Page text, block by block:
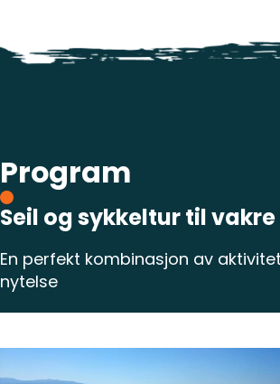
Program
Seil og sykkeltur til
En perfekt kombinasjon av
nytelse